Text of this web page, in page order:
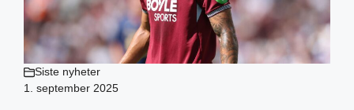
Siste nyheter
1. september 2025